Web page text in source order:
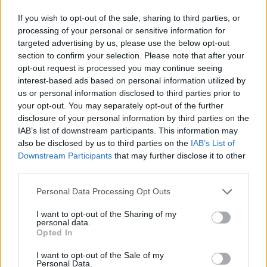
If you wish to opt-out of the sale, sharing to third parties, or
processing of your personal or sensitive information for
targeted advertising by us, please use the below opt-out
section to confirm your selection. Please note that after your
opt-out request is processed you may continue seeing
interest-based ads based on personal information utilized by
us or personal information disclosed to third parties prior to
your opt-out. You may separately opt-out of the further
disclosure of your personal information by third parties on the
IAB’s list of downstream participants. This information may
also be disclosed by us to third parties on the IAB’s List of
Downstream Participants that may further disclose it to other
Please note that this website/app uses one or more Google
not limited to your visit or usage behaviour. You may click to
grant or deny consent to Google and its third-party tags to
use your data for below specified purposes in below Google
consent section.
Personal Data Processing Opt Outs
I want to opt-out of the Sharing of my
personal data.
Opted In
I want to opt-out of the Sale of my
Personal Data.
„Önmagam lehetek, és ettől minden
jól alakul majd” – Nation of
Language-interjú